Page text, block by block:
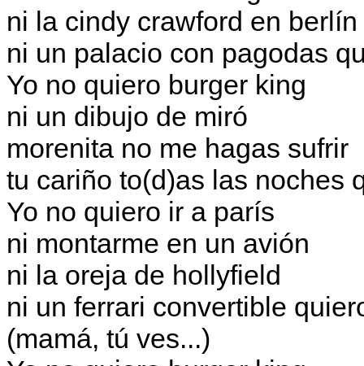
ni la cindy crawford en berlín
ni un palacio con pagodas
Yo no quiero burger king
ni un dibujo de miró
morenita no me hagas sufrir
tu cariño to(d)as las noches
Yo no quiero ir a parís
ni montarme en un avión
ni la oreja de hollyfield
ni un ferrari convertible
(mamá, tú ves...)